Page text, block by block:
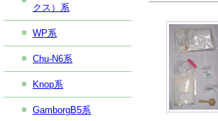
クス）系
WP系
Chu-N6系
Knop系
GamborgB5系